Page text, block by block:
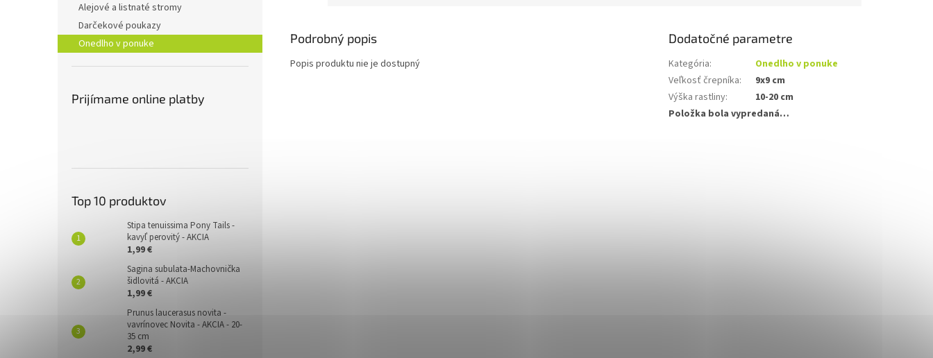
Alejové a listnaté stromy
Darčekové poukazy
Onedlho v ponuke
Prijímame online platby
Top 10 produktov
Stipa tenuissima Pony Tails -
kavyľ perovitý - AKCIA
1,99 €
Sagina subulata-Machovnička
šidlovitá - AKCIA
1,99 €
Prunus laucerasus novita -
vavrínovec Novita - AKCIA - 20-
35 cm
2,99 €
Podrobný popis
Popis produktu nie je dostupný
Dodatočné parametre
Kategória:
Onedlho v ponuke
Veľkosť črepníka:
9x9 cm
Výška rastliny:
10-20 cm
Položka bola vypredaná…